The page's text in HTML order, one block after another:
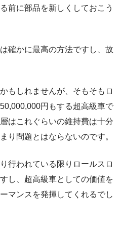
前に部品を新しくしておこう
確かに最高の方法ですし、故
もしれませんが、そもそもロ
円もする超高級車で
はこれぐらいの維持費は十分
り問題とはならないのです。
行われている限りロールスロ
し、超高級車としての価値を
マンスを発揮してくれるでし